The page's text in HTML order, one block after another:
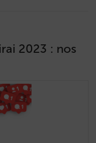
2023 : nos